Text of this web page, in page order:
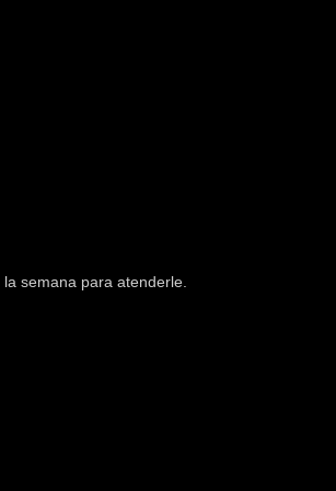
semana para atenderle.